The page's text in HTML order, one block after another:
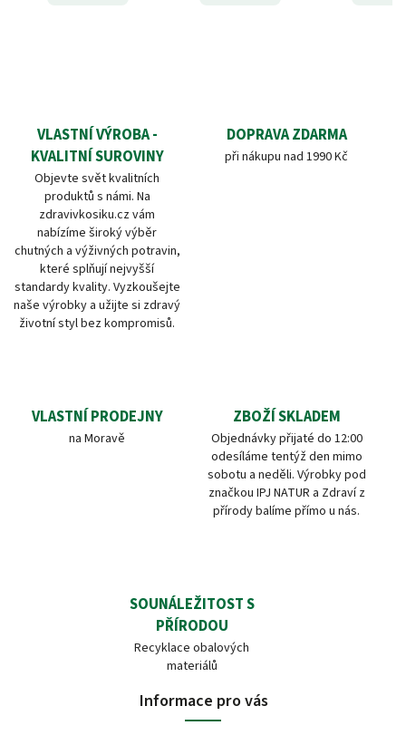
VLASTNÍ VÝROBA -
KVALITNÍ SUROVINY
Objevte svět kvalitních
produktů s námi. Na
zdravivkosiku.cz vám
nabízíme široký výběr
chutných a výživných potravin,
které splňují nejvyšší
standardy kvality. Vyzkoušejte
naše výrobky a užijte si zdravý
životní styl bez kompromisů.
DOPRAVA ZDARMA
při nákupu nad 1990 Kč
VLASTNÍ PRODEJNY
na Moravě
ZBOŽÍ SKLADEM
Objednávky přijaté do 12:00
odesíláme tentýž den mimo
sobotu a neděli. Výrobky pod
značkou IPJ NATUR a Zdraví z
přírody balíme přímo u nás.
SOUNÁLEŽITOST S
PŘÍRODOU
Recyklace obalových
materiálů
Informace pro vás